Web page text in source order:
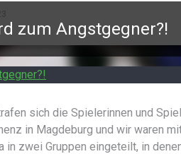
zum Angstgegner?!
sich die Spielerinnen und
in Magdeburg und wir waren
in zwei Gruppen eingeteilt, in